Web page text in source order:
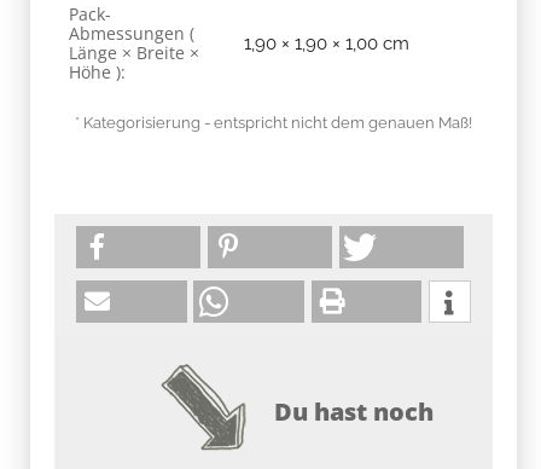
Pack-
Abmessungen (
Länge × Breite ×
Höhe ):
1,90 × 1,90 × 1,00 cm
* Kategorisierung - entspricht nicht dem genauen Maß!
Du hast noch